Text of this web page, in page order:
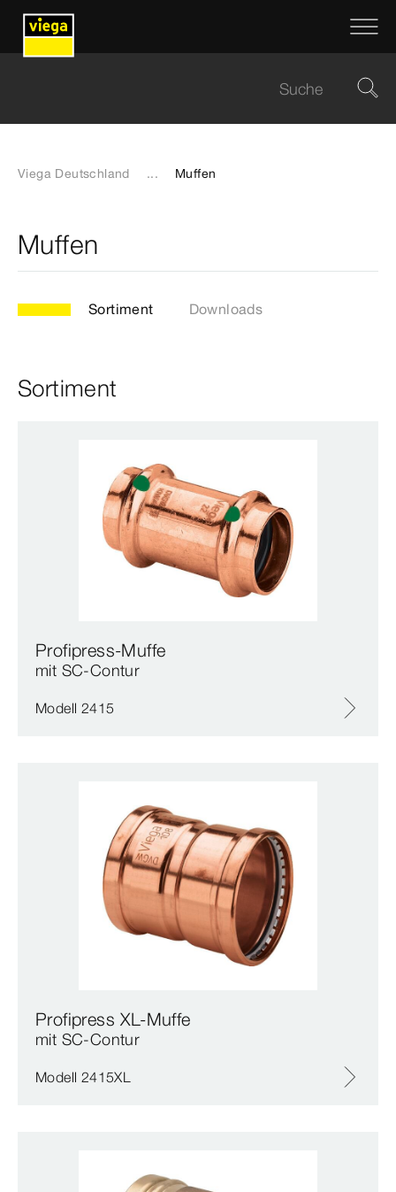
Viega Deutschland ... Muffen
Muffen
Sortiment Downloads
Sortiment
Profipress-Muffe
mit SC‑Contur
Modell 2415
Profipress XL-Muffe
mit SC‑Contur
Modell 2415XL